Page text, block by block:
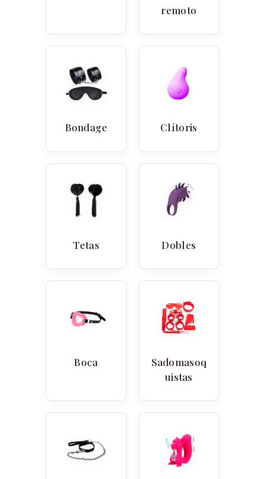
remoto
Bondage Clítoris
Tetas Dobles
Boca
Sadomasoq
uistas